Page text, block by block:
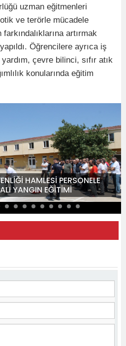
uzman eğitmenleri
ve terörle mücadele
artırmak
Öğrencilere ayrıca iş
çevre bilinci, sıfır atık
konularında eğitim
HAMLESİ PERSONELE
YANGIN EĞİTİMİ